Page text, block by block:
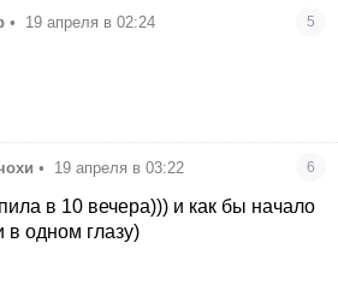
• 19 апреля в 02:24 5
• 19 апреля в 03:22 6
в 10 вечера))) и как бы начало
в одном глазу)